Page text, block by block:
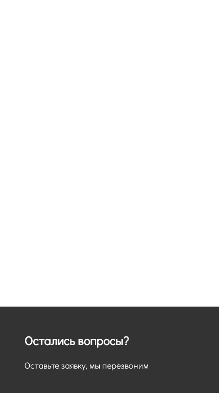
Остались вопросы?
Оставьте заявку, мы перезвоним